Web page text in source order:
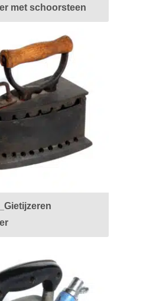
met schoorsteen